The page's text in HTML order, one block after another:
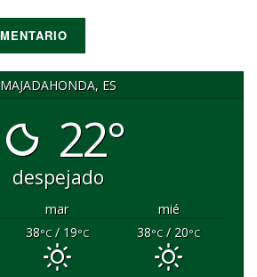
MAJADAHONDA, ES
22°
despejado
mar
mié
38°C/ 19°C 38°C/ 20°C